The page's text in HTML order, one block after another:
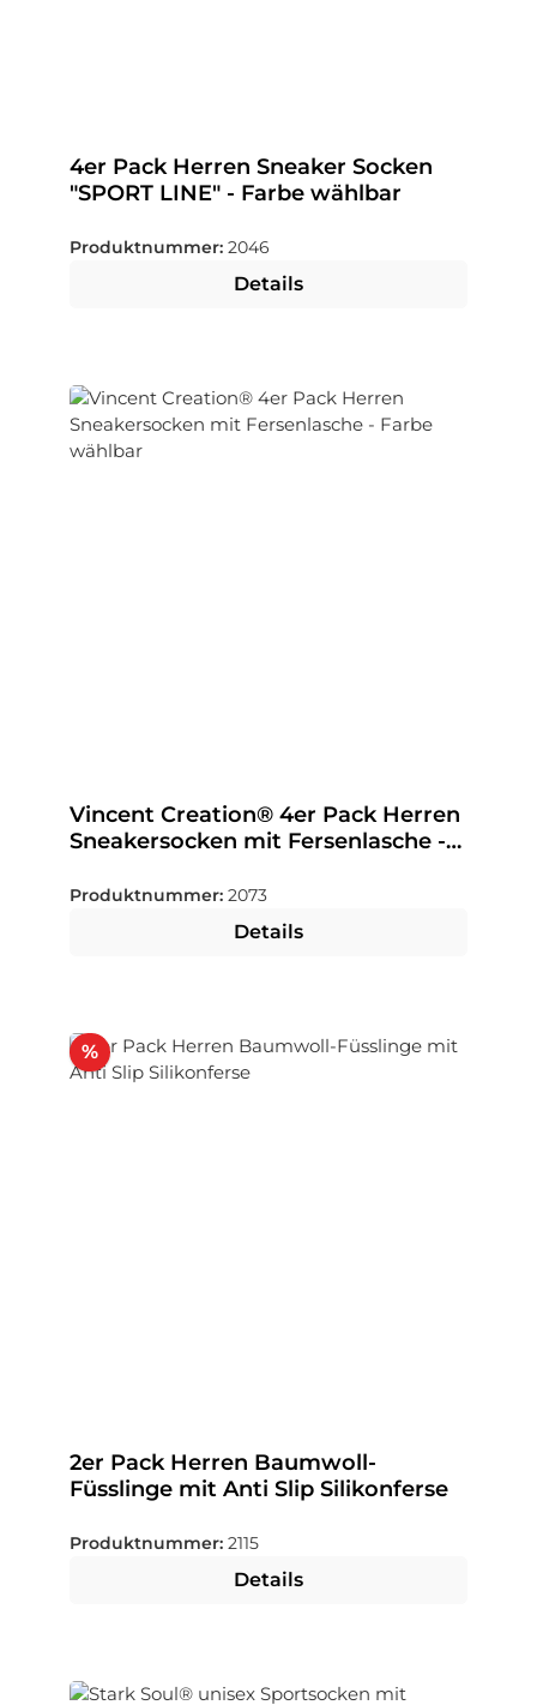
4er Pack Herren Sneaker Socken
"SPORT LINE" - Farbe wählbar
Produktnummer: 2046
Details
Vincent Creation® 4er Pack Herren
Sneakersocken mit Fersenlasche -
Produktnummer: 2073
Details
%Rabatt
2er Pack Herren Baumwoll-
Füsslinge mit Anti Slip Silikonferse
Produktnummer: 2115
Details